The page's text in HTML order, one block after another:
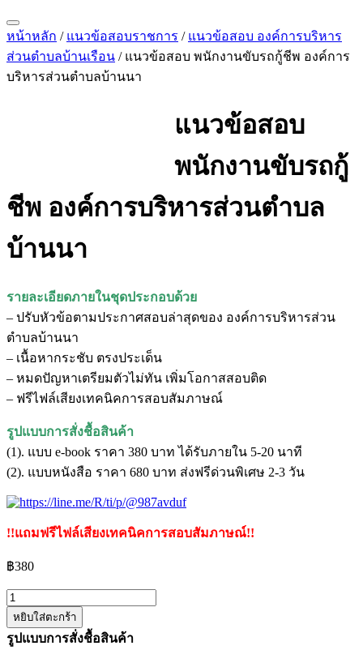
หน้าหลัก / แนวข้อสอบราชการ / แนวข้อสอบ องค์การบริหาร
ส่วนตําบลบ้านเรือน / แนวข้อสอบ พนักงานขับรถกู้ชีพ องค์การ
บริหารส่วนตำบลบ้านนา
แนวข้อสอบ
พนักงานขับรถกู้
ชีพ องค์การบริหารส่วนตำบล
บ้านนา
รายละเอียดภายในชุดประกอบด้วย
– ปรับหัวข้อตามประกาศสอบล่าสุดของ องค์การบริหารส่วน
ตำบลบ้านนา
– เนื้อหากระชับ ตรงประเด็น
– หมดปัญหาเตรียมตัวไม่ทัน เพิ่มโอกาสสอบติด
– ฟรีไฟล์เสียงเทคนิคการสอบสัมภาษณ์
รูปแบบการสั่งชื้อสินค้า
(1). แบบ e-book ราคา 380 บาท ได้รับภายใน 5-20 นาที
(2). แบบหนังสือ ราคา 680 บาท ส่งฟรีด่วนพิเศษ 2-3 วัน
!!แถมฟรีไฟล์เสียงเทคนิคการสอบสัมภาษณ์!!
฿380
จำนวน
แนว
ข้อสอบ
หยิบใส่ตะกร้า
รูปแบบการสั่งชื้อสินค้า